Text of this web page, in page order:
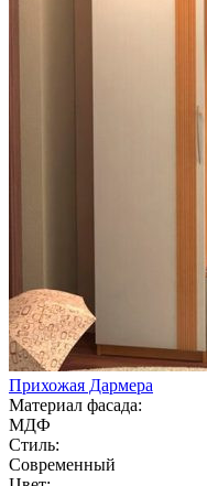
Прихожая Дармера
Материал фасада:
МДФ
Стиль:
Современный